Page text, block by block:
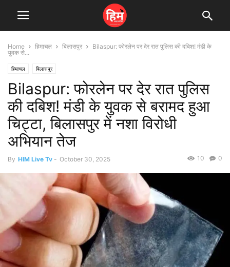
Home हिमाचल बिलासपुर
Bilaspur: फोरलेन पर देर रात पुलिस की दबिश! मंडी के
युवक से...
हिमाचल बिलासपुर
Bilaspur: फोरलेन पर देर रात पुलिस
की दबिश! मंडी के युवक से बरामद हुआ
चिट्टा, बिलासपुर में नशा विरोधी
अभियान तेज
By HIM Live Tv - October 30, 2025 0
10